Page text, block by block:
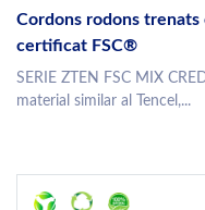
Cordons rodons trenats
certificat FSC®
SERIE ZTEN FSC MIX
material similar al Tencel,...